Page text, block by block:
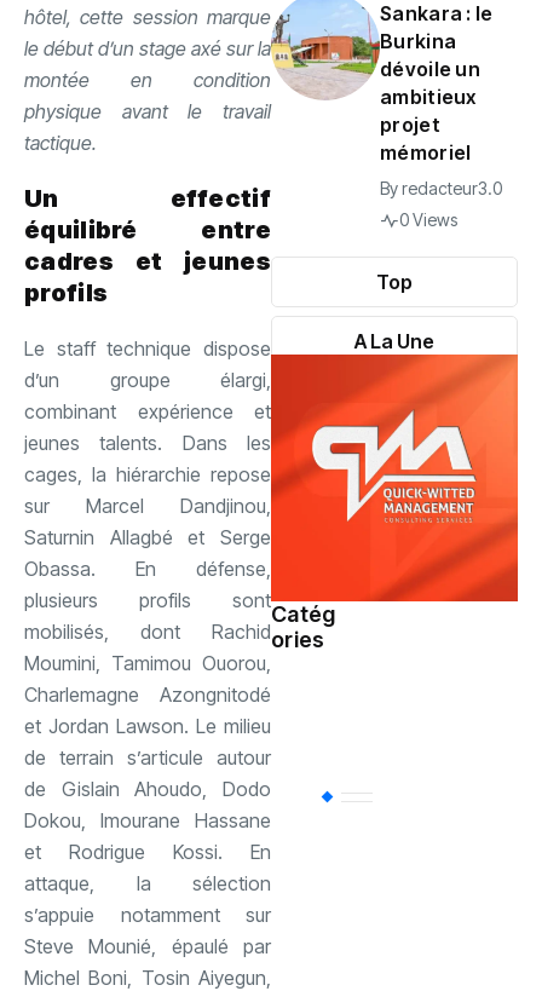
hôtel, cette session marque
le début d’un stage axé sur la
montée en condition
physique avant le travail
tactique.
Un effectif
équilibré entre
cadres et jeunes
profils
Le staff technique dispose
d’un groupe élargi,
combinant expérience et
jeunes talents. Dans les
cages, la hiérarchie repose
sur Marcel Dandjinou,
Saturnin Allagbé et Serge
Obassa. En défense,
plusieurs profils sont
mobilisés, dont Rachid
Moumini, Tamimou Ouorou,
Charlemagne Azongnitodé
et Jordan Lawson. Le milieu
de terrain s’articule autour
de Gislain Ahoudo, Dodo
Dokou, Imourane Hassane
et Rodrigue Kossi. En
attaque, la sélection
s’appuie notamment sur
Steve Mounié, épaulé par
Michel Boni, Tosin Aiyegun,
Top
A La Une
Sankara : le
Burkina
dévoile un
ambitieux
projet
mémoriel
Byredacteur3.0
0 Views
Catég
ories